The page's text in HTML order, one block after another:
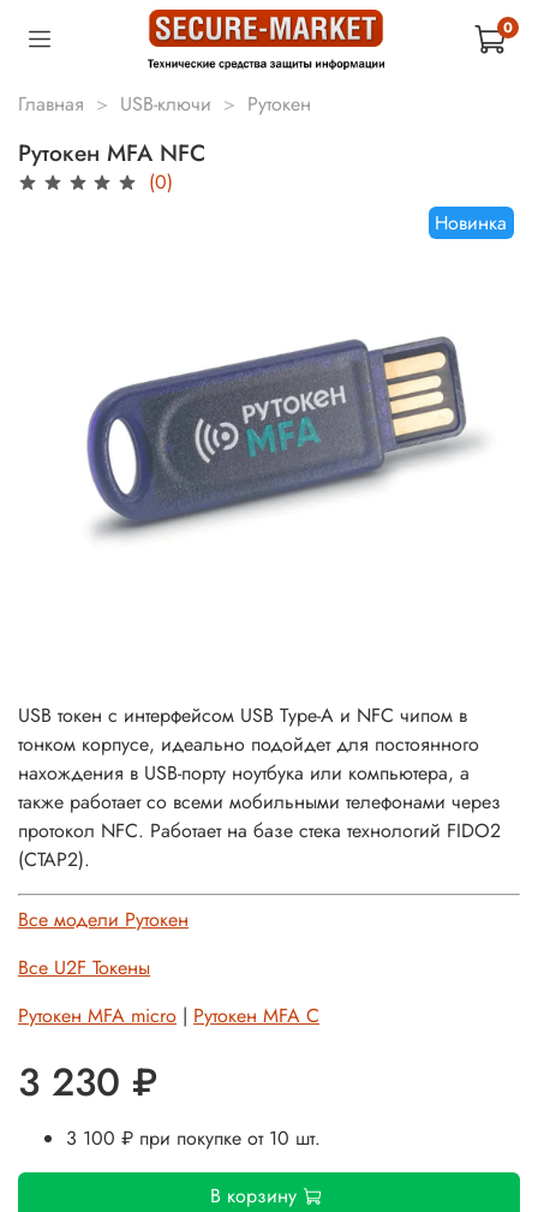
0
Главная USB-ключи Рутокен
Рутокен MFA NFC
(0)
Новинка
USB токен с интерфейсом USB Type-A и NFC чипом в
тонком корпусе, идеально подойдет для постоянного
нахождения в USB-порту ноутбука или компьютера, а
также работает со всеми мобильными телефонами через
протокол NFC. Работает на базе стека технологий FIDO2
(CTAP2).
Все модели Рутокен
Все U2F Токены
Рутокен MFA micro | Рутокен MFA С
3 230 ₽
3 100 ₽ при покупке от 10 шт.
В корзину